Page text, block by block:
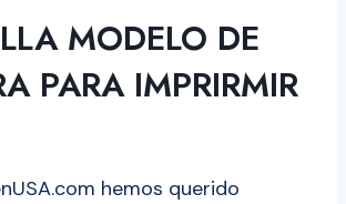
MODELO DE
PARA IMPRIRMIR
hemos querido